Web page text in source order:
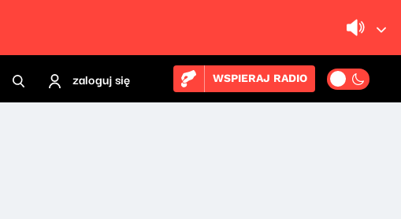
zaloguj się WSPIERAJ RADIO